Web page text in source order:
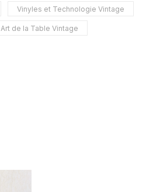
Vinyles et Technologie Vintage
Art de la Table Vintage